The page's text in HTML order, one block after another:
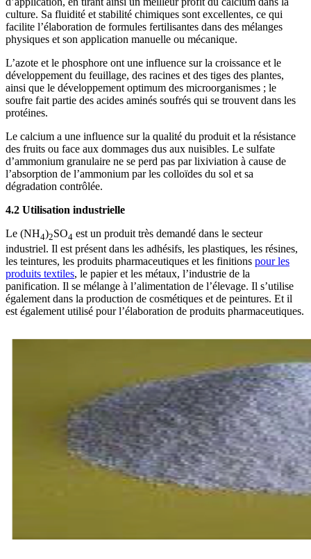
culture. Sa fluidité et stabilité chimiques sont excellentes, ce qui
facilite l’élaboration de formules fertilisantes dans des mélanges
physiques et son application manuelle ou mécanique.
L’azote et le phosphore ont une influence sur la croissance et le
développement du feuillage, des racines et des tiges des plantes,
ainsi que le développement optimum des microorganismes ; le
soufre fait partie des acides aminés soufrés qui se trouvent dans les
protéines.
Le calcium a une influence sur la qualité du produit et la résistance
des fruits ou face aux dommages dus aux nuisibles. Le sulfate
d’ammonium granulaire ne se perd pas par lixiviation à cause de
l’absorption de l’ammonium par les colloïdes du sol et sa
dégradation contrôlée.
4.2 Utilisation industrielle
Le (NH4)2SO4 est un produit très demandé dans le secteur
industriel. Il est présent dans les adhésifs, les plastiques, les résines,
les teintures, les produits pharmaceutiques et les finitions pour les
produits textiles, le papier et les métaux, l’industrie de la
panification. Il se mélange à l’alimentation de l’élevage. Il s’utilise
également dans la production de cosmétiques et de peintures. Et il
est également utilisé pour l’élaboration de produits pharmaceutiques.